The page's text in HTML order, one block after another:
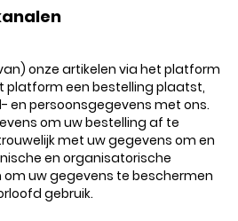
onze artikelen via het platform
platform een bestelling plaatst,
en persoonsgegevens met ons.
om uw bestelling af te
met uw gegevens om en
en organisatorische
uw gegevens te beschermen
gebruik.